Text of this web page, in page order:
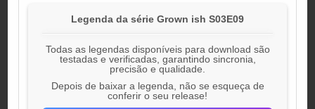
Legenda da série Grown ish S03E09
Todas as legendas disponíveis para download são
testadas e verificadas, garantindo sincronia,
precisão e qualidade.
Depois de baixar a legenda, não se esqueça de
conferir o seu release!